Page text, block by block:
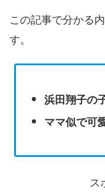
この記事で分かる
す。
浜田翔子の
ママ似で可
ス